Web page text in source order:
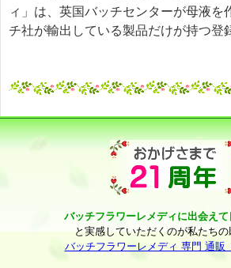
ィ」は、英国バッチセンターが母液を
チ社が輸出している製品だけが持つ登
バッチフラワーレメディに出会えて
と実感していただくのが私たちの
バッチフラワーレメディ 専門 通販